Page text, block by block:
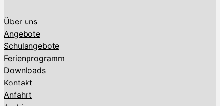
Über uns
Angebote
Schulangebote
Ferienprogramm
Downloads
Kontakt
Anfahrt